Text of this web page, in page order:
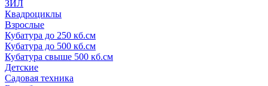
ЗИЛ
Квадроциклы
Взрослые
Кубатура до 250 кб.см
Кубатура до 500 кб.см
Кубатура свыше 500 кб.см
Детские
Садовая техника